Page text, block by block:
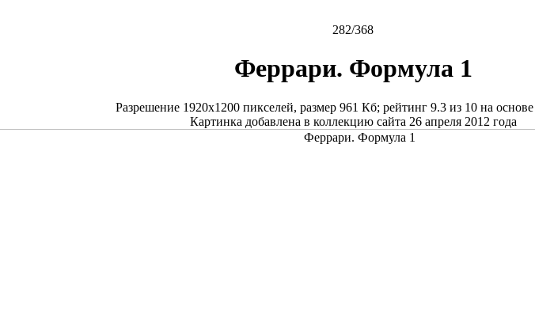
282/368
Феррари. Формула 1
Разрешение 1920x1200пикселей, размер 961 Кб; рейтинг 9.3из 10на
Картинка добавлена в коллекцию сайта 26 апреля 2012 года